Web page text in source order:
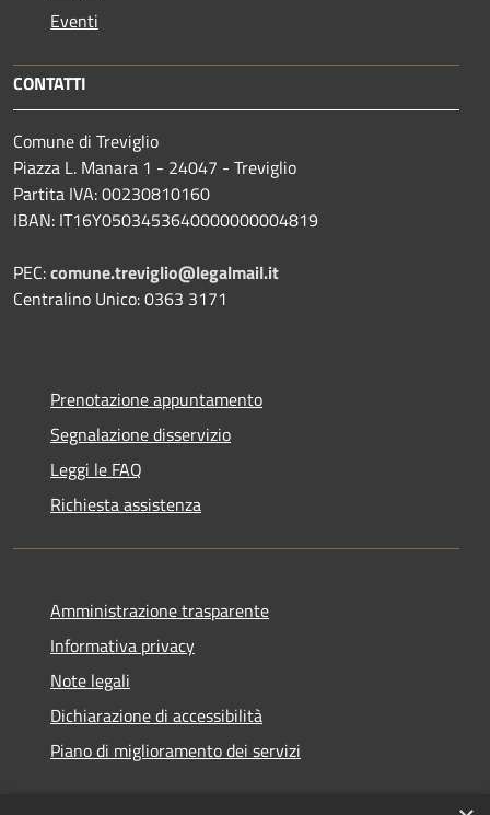
Eventi
CONTATTI
Comune di Treviglio
Piazza L. Manara 1 - 24047 - Treviglio
Partita IVA: 00230810160
IBAN: IT16Y0503453640000000004819
PEC:comune.treviglio@legalmail.it
Centralino Unico: 0363 3171
Prenotazione appuntamento
Segnalazione disservizio
Leggi le FAQ
Richiesta assistenza
Amministrazione trasparente
Informativa privacy
Note legali
Dichiarazione di accessibilità
Piano di miglioramento dei servizi